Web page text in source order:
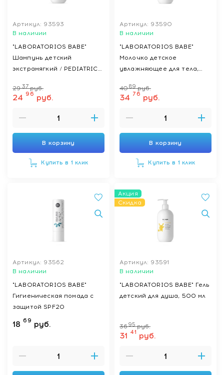
Артикул: 93593
В наличии
"LABORATORIOS BABE"
Шампунь детский
экстрамягкий / PEDIATRIC
мл
29 37 руб.
24 96 руб.
В корзину
Купить в 1 клик
Артикул: 93590
В наличии
"LABORATORIOS BABE"
Молочко детское
увлажняющее для тела,
4089 руб.
34 76 руб.
В корзину
Купить в 1 клик
Артикул: 93562
В наличии
"LABORATORIOS BABE"
Гигиеническая помада с
защитой SPF20
18 69 руб.
Акция
Скидка
Артикул: 93591
В наличии
"LABORATORIOS BABE" Гель
детский для душа, 500 мл
3695 руб.
31 41 руб.